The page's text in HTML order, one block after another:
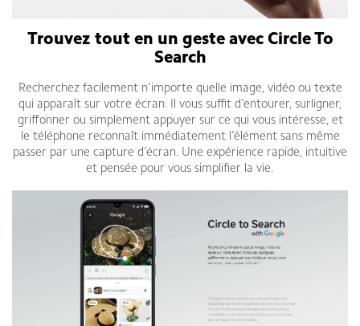
Trouvez tout en un geste avec Circle To
Search
Recherchez facilement n’importe quelle image, vidéo ou texte
qui apparaît sur votre écran. Il vous suffit d’entourer, surligner,
griffonner ou simplement appuyer sur ce qui vous intéresse, et
le téléphone reconnaît immédiatement l’élément sans même
passer par une capture d’écran. Une expérience rapide, intuitive
et pensée pour vous simplifier la vie.